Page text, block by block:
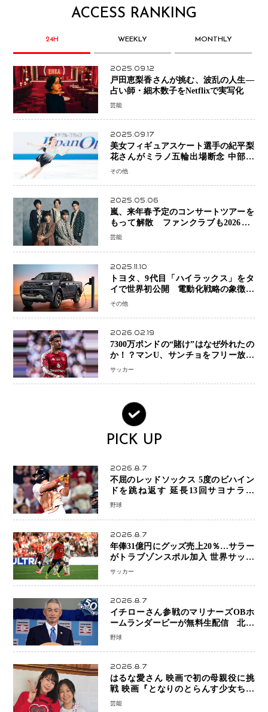
ACCESS RANKING
24H WEEKLY MONTHLY
2025.09.12
戸田恵梨香さんが挑む、波乱の人生―
占い師・細木数子をNetflixで実写化
芸能
2025.09.17
美女フィギュアスケート選手の紀平梨
花さんがミラノ五輪出場断念 中部選
手権欠場を発表「安全最優先の判断」
その他
2025.05.06
嵐、来年春予定のコンサートツアーを
もって解散 ファンクラブも2026年5
月末で活動終了
芸能
2025.11.10
トヨタ、9代目「ハイラックス」をタ
イで世界初公開 電動化戦略の象徴と
なるBEVモデルを初設定
その他
2026.02.19
7300万ポンドの“賭け”はなぜ外れたの
か！？マンU、サンチョをフリー放出
へ・・・補強戦略の転換点に
サッカー
PICK UP
2026.8.7
不屈のレッドソックス 5度のビハイン
ドを跳ね返す 延長13回サヨナラ勝
ち 吉田正尚選手も2安打1打点で貢献 4
野球
2026.8.7
年俸31億円にグッズ売上20％…サラー
がトラブゾンスポル加入 世界サッカ
ーは「五大リーグ一強」から新時代へ
サッカー
2026.8.7
イチローさん参戦のマリナーズOBホ
ームランダービーが無料生配信 北米
ならではの“魅せる興行”に世界が注目
野球
2026.8.7
はるな愛さん 映画で初の母親役に挑
戦 映画『となりのとらんす少女ちゃ
ん』11月7日公開 未来の自分との対話
芸能